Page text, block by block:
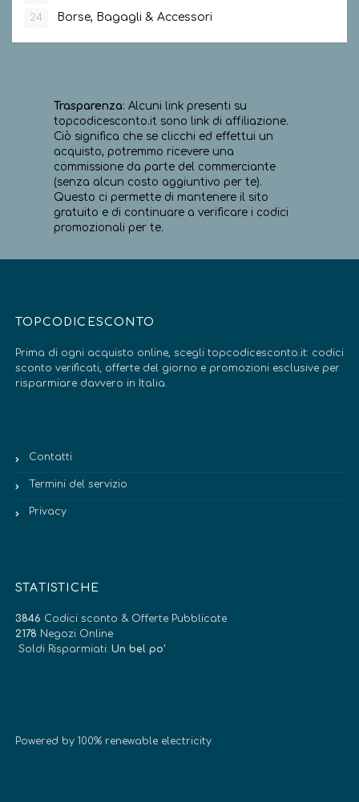
24 Borse, Bagagli & Accessori
Trasparenza: Alcuni link presenti su
topcodicesconto.it sono link di affiliazione.
Ciò significa che se clicchi ed effettui un
acquisto, potremmo ricevere una
commissione da parte del commerciante
(senza alcun costo aggiuntivo per te).
Questo ci permette di mantenere il sito
gratuito e di continuare a verificare i codici
promozionali per te.
TOPCODICESCONTO
Prima di ogni acquisto online, scegli topcodicesconto.it: codici
sconto verificati, offerte del giorno e promozioni esclusive per
risparmiare davvero in Italia.
Contatti
Termini del servizio
Privacy
STATISTICHE
3846 Codici sconto & Offerte Pubblicate
2178 Negozi Online
Soldi Risparmiati: Un bel po’
Powered by 100% renewable electricity